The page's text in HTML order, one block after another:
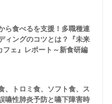
ら食べるを支援！多職種連
ィングのコツとは？『未来
ェ』レポート～新食研編
、トロミ食、ソフト食、ス
嚥性肺炎予防と嚥下障害時